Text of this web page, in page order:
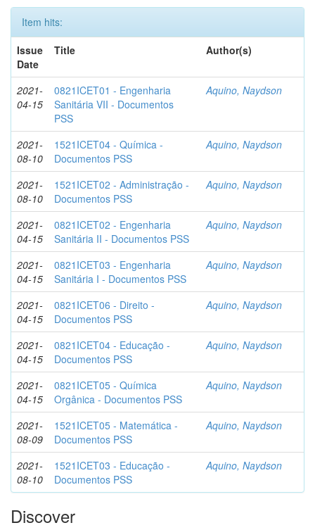
Item hits:
Issue
Date
Title Author(s)
2021-
04-15
0821ICET01 - Engenharia
Sanitária VII - Documentos
PSS
Aquino, Naydson
2021-
08-10
1521ICET04 - Química -
Documentos PSS
Aquino, Naydson
2021-
08-10
1521ICET02 - Administração -
Documentos PSS
Aquino, Naydson
2021-
04-15
0821ICET02 - Engenharia
Sanitária II - Documentos PSS
Aquino, Naydson
2021-
04-15
0821ICET03 - Engenharia
Sanitária I - Documentos PSS
Aquino, Naydson
2021-
04-15
0821ICET06 - Direito -
Documentos PSS
Aquino, Naydson
2021-
04-15
0821ICET04 - Educação -
Documentos PSS
Aquino, Naydson
2021-
04-15
0821ICET05 - Química
Orgânica - Documentos PSS
Aquino, Naydson
2021-
08-09
1521ICET05 - Matemática -
Documentos PSS
Aquino, Naydson
2021-
08-10
1521ICET03 - Educação -
Documentos PSS
Aquino, Naydson
Discover